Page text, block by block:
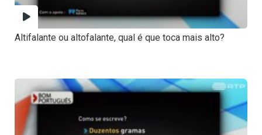
Altifalante ou altofalante, qual é que toca mais alto?